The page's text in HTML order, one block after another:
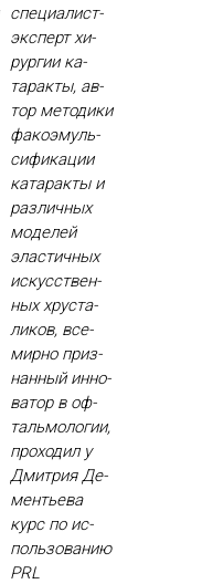
спе­ци­алист-
эк­сперт хи­
рур­гии ка­
тарак­ты, ав­
тор ме­тоди­ки
фа­ко­эмуль­
си­фика­ции
ка­тарак­ты и
раз­личных
мо­делей
элас­тичных
ис­кусс­твен­
ных хрус­та­
ликов, все­
мир­но приз­
нанный ин­но­
ватор в оф­
таль­мо­логии,
про­ходил у
Дмит­рия Де­
менть­ева
курс по ис­
поль­зо­ванию
PRL